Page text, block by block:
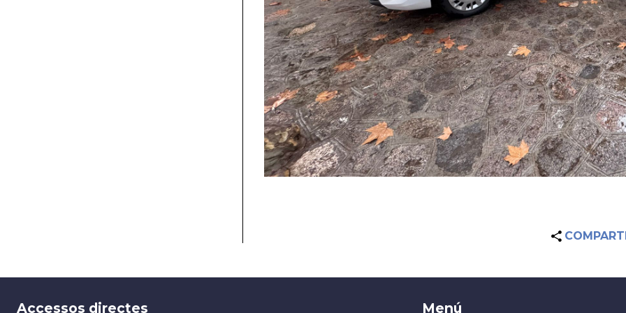
Accessos directes Menú